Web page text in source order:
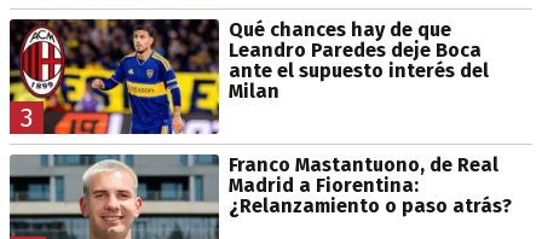
3
Qué chances hay de que
Leandro Paredes deje Boca
ante el supuesto interés del
Milan
Franco Mastantuono, de Real
Madrid a Fiorentina:
¿Relanzamiento o paso atrás?